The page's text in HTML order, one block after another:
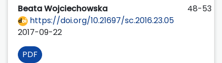
Beata Wojciechowska
48-53
https://doi.org/10.21697/sc.2016.23.05
2017-09-22
PDF